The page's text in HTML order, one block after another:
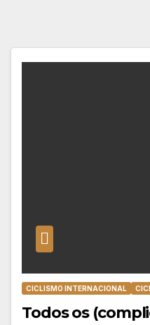
CICLISMO INTERNACIONAL
Todos os